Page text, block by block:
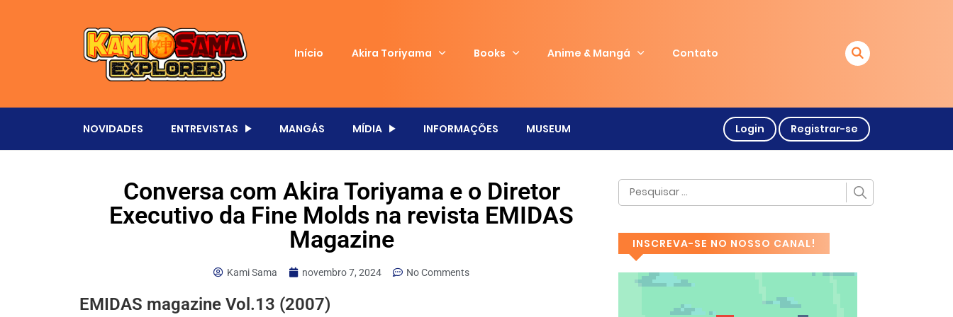
Início Akira Toriyama Books Anime & Mangá Contato
NOVIDADES ENTREVISTAS MANGÁS MÍDIA INFORMAÇÕES MUSEUM Login Registrar-se
Conversa com Akira Toriyama e o Diretor
Executivo da Fine Molds na revista EMIDAS
Magazine
Kami Sama novembro 7, 2024 No Comments
EMIDAS magazine Vol.13 (2007)
INSCREVA-SE NO NOSSO CANAL!